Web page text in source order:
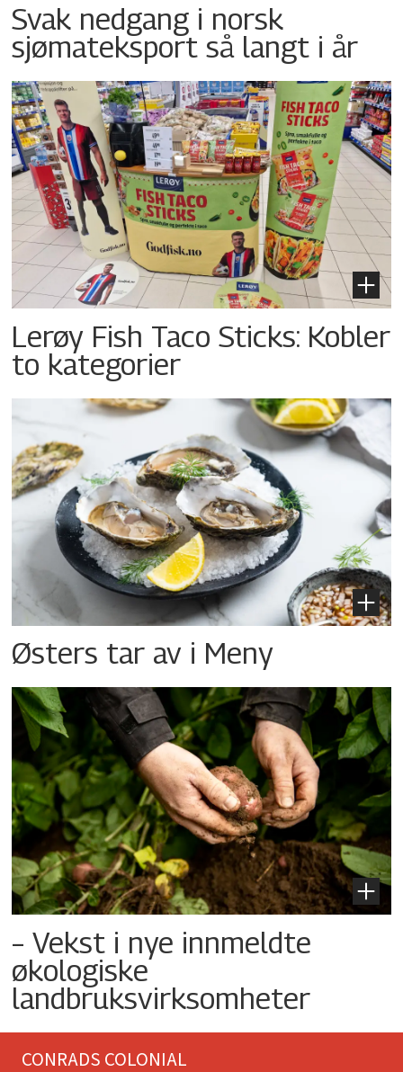
Svak nedgang i norsk
sjømateksport så langt i år
Lerøy Fish Taco Sticks: Kobler
to kategorier
Østers tar av i Meny
– Vekst i nye innmeldte
økologiske
landbruksvirksomheter
CONRADS COLONIAL